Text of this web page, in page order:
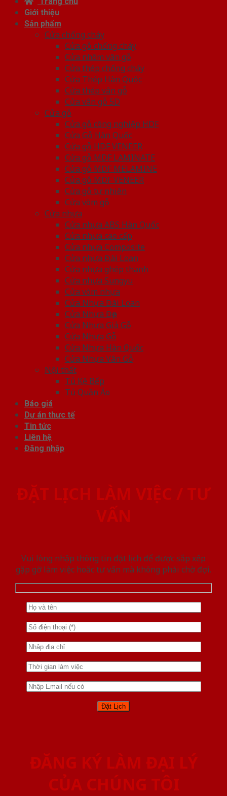
Giới thiệu
Sản phẩm
Cửa chống cháy
Cửa gỗ chống cháy
Cửa nhôm vân gỗ
Cửa thép chống cháy
Cửa Thép Hàn Quốc
Cửa thép vân gỗ
Cửa vân gỗ 5D
Cửa gỗ
Cửa gỗ công nghiệp HDF
Cửa Gỗ Hàn Quốc
Cửa gỗ HDF VENEER
Cửa gỗ MDF LAMINATE
Cửa gỗ MDF MELAMINE
Cửa gỗ MDF VENEER
Cửa gỗ tự nhiên
Cửa vòm gỗ
Cửa nhựa
Cửa nhựa ABS Hàn Quốc
Cửa nhựa cao cấp
Cửa nhựa Composite
Cửa nhựa Đài Loan
Cửa nhựa ghép thanh
Cửa nhựa Sungyu
Cửa vòm nhựa
Cửa Nhựa Đài Loan
Cửa Nhựa Đẹp
Cửa Nhựa Giả Gỗ
Cửa Nhựa Gỗ
Cửa Nhựa Hàn Quốc
Cửa Nhựa Vân Gỗ
Nội thất
Tủ Kệ Bếp
Tủ Quần Áo
Báo giá
Dự án thực tế
Tin tức
Liên hệ
Đăng nhập
ĐẶT LỊCH LÀM VIỆC / TƯ
VẤN
Vui lòng nhập thông tin đặt lịch để được sắp xếp
gặp gỡ làm việc hoăc tư vấn mà không phải chờ đợi.
ĐĂNG KÝ LÀM ĐẠI LÝ
CỦA CHÚNG TÔI